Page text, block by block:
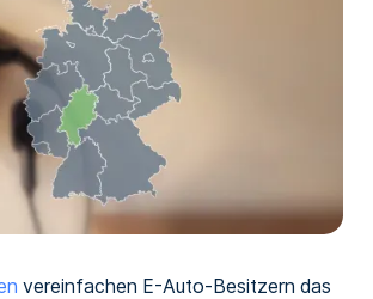
vereinfachen E-Auto-Besitzern das